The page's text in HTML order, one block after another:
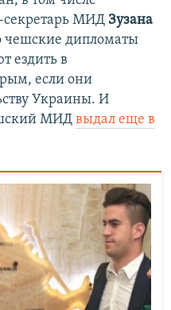
секретарь МИД Зузана
чешские дипломаты
ездить в
если они
Украины. И
МИД выдал еще в